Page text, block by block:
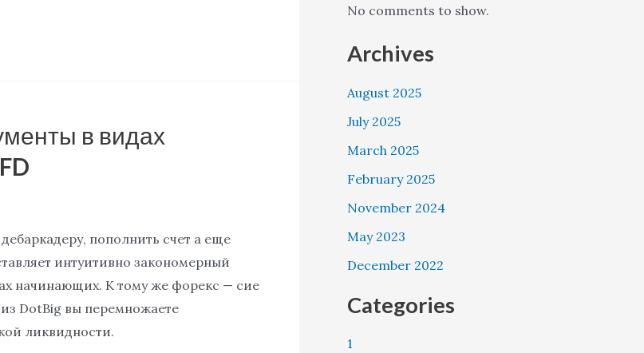
в видах
пополнить счет а еще
интуитивно закономерный
начинающих. К тому же форекс — сие
DotBig вы перемножаете
ликвидности.
No comments to show.
Archives
August 2025
July 2025
March 2025
February 2025
November 2024
May 2023
December 2022
Categories
1